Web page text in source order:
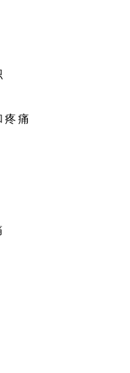
痛